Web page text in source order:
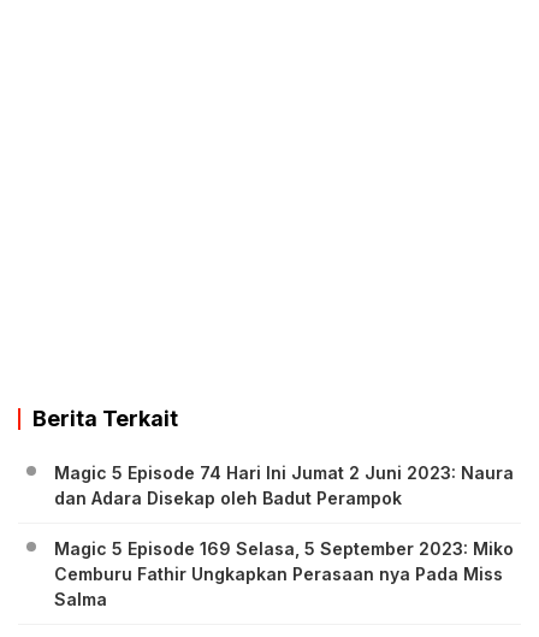
Berita Terkait
Magic 5 Episode 74 Hari Ini Jumat 2 Juni 2023: Naura
dan Adara Disekap oleh Badut Perampok
Magic 5 Episode 169 Selasa, 5 September 2023: Miko
Cemburu Fathir Ungkapkan Perasaan nya Pada Miss
Salma